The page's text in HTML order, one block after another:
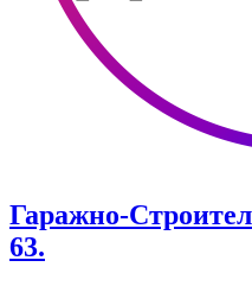
Гаражно-
63.